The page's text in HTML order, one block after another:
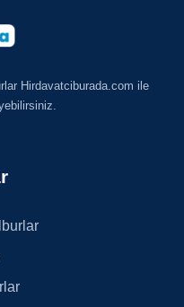
Hirdavatciburada.com ile